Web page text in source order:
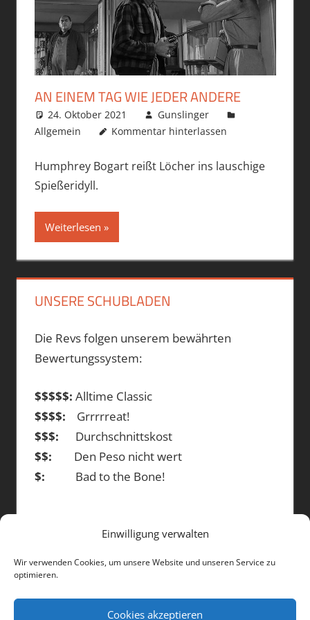
Einwilligung verwalten
Wir verwenden Cookies, um unsere Website und unseren Service zu
optimieren.
Cookies akzeptieren
AN EINEM TAG WIE JEDER ANDERE
24. Oktober 2021
Gunslinger
Allgemein
Kommentar hinterlassen
Humphrey Bogart reißt Löcher ins lauschige
Spießeridyll.
Weiterlesen
UNSERE SCHUBLADEN
Die Revs folgen unserem bewährten
Bewertungssystem:
$$$$$: Alltime Classic
$$$$: Grrrrreat!
$$$: Durchschnittskost
$$: Den Peso nicht wert
$: Bad to the Bone!
DIE BEITRÄGE